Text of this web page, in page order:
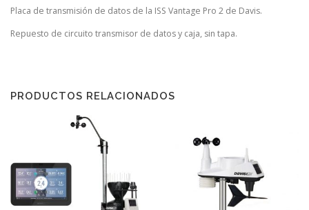
Placa de transmisión de datos de la ISS Vantage Pro 2 de Davis.
Repuesto de circuito transmisor de datos y caja, sin tapa.
PRODUCTOS RELACIONADOS